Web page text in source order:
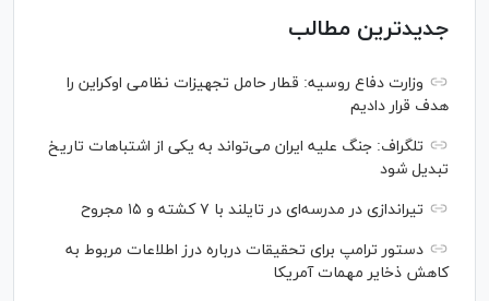
جدیدترین مطالب
وزارت دفاع روسیه: قطار حامل تجهیزات نظامی اوکراین را
هدف قرار دادیم
تلگراف: جنگ علیه ایران می‌تواند به یکی از اشتباهات تاریخ
تبدیل شود
تیراندازی در مدرسه‌ای در تایلند با ۷ کشته و ۱۵ مجروح
دستور ترامپ برای تحقیقات درباره درز اطلاعات مربوط به
کاهش ذخایر مهمات آمریکا